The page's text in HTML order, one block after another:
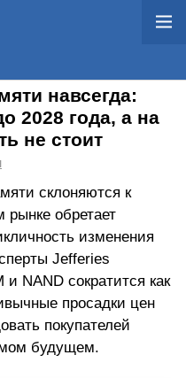
навсегда:
2028 года, а на
не стоит
склоняются к
обретает
изменения
Jefferies
NAND сократится как
просадки цен
покупателей
будущем.